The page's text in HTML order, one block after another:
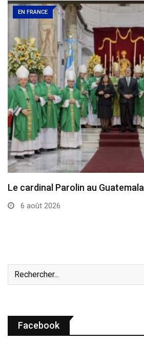
EN FRANCE
Le cardinal Parolin au Guatemala
6 août 2026
Facebook